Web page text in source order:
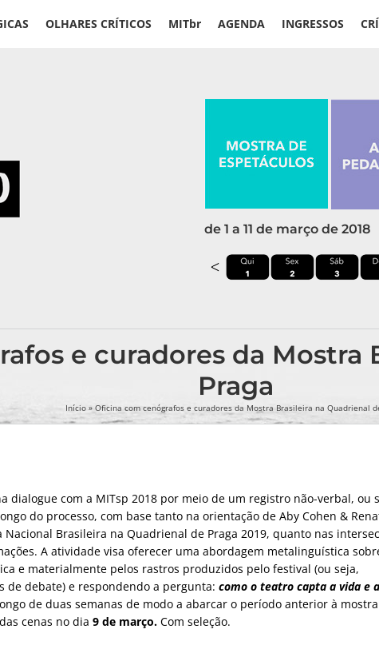
OLHARES CRÍTICOS MITbr AGENDA INGRESSOS
de 1 a 11 de março de 2018
e curadores da Mostra
Praga
Início» Oficina com cenógrafos e curadores da Mostra Brasileira na Quadrienal
dialogue com a MITsp 2018 por meio de um registro não-verbal, ou
do processo, com base tanto na orientação de Aby Cohen &
Brasileira na Quadrienal de Praga 2019, quanto nas
A atividade visa oferecer uma abordagem metalinguística
e materialmente pelos rastros produzidos pelo festival (ou seja,
de debate) e respondendo a pergunta: como o teatro capta a vida e a
de duas semanas de modo a abarcar o período anterior à mostra
cenas no dia 9 de março. Com seleção.